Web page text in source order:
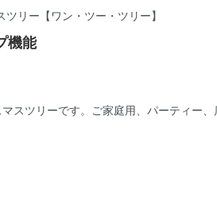
機能
スツリーです。ご家庭用、パーティー